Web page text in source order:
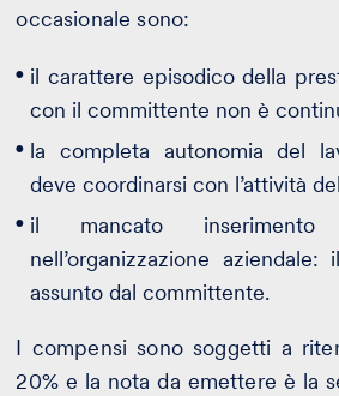
occasionale sono:
il carattere episodico della
con il committente non è
la completa autonomia del
deve coordinarsi con l’attività
il mancato inserimento
nell’organizzazione
assunto dal committente.
I compensi sono soggetti a
20% e la nota da emettere è la